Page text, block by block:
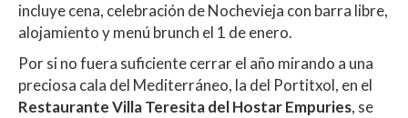
incluye cena, celebración de Nochevieja con barra libre,
alojamiento y menú brunch el 1 de enero.
Por si no fuera suficiente cerrar el año mirando a una
preciosa cala del Mediterráneo, la del Portitxol, en el
Restaurante Villa Teresita del Hostar Empuries, se